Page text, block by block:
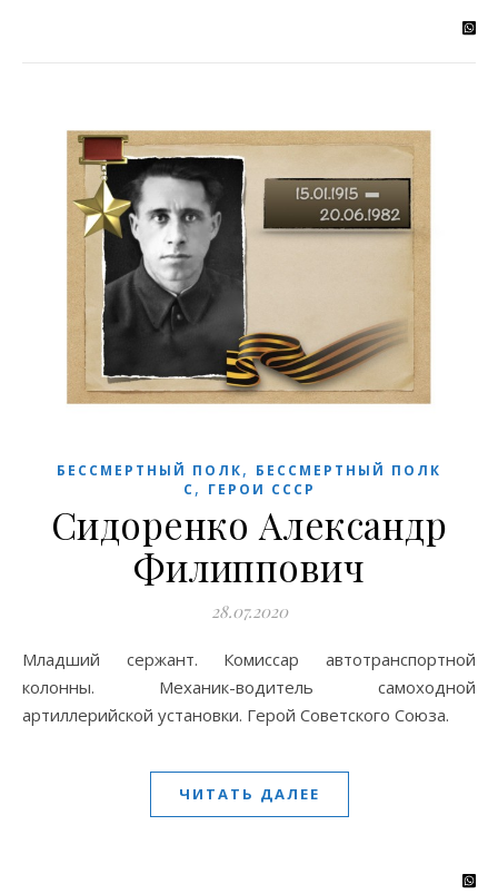
БЕССМЕРТНЫЙ ПОЛК, БЕССМЕРТНЫЙ ПОЛК
С, ГЕРОИ СССР
Сидоренко Александр
Филиппович
28.07.2020
Младший сержант. Комиссар автотранспортной
колонны. Механик-водитель самоходной
артиллерийской установки. Герой Советского Союза.
ЧИТАТЬ ДАЛЕЕ